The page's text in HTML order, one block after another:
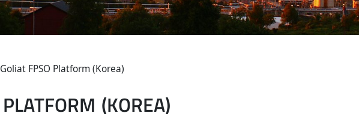
Goliat FPSO Platform (Korea)
PLATFORM (KOREA)